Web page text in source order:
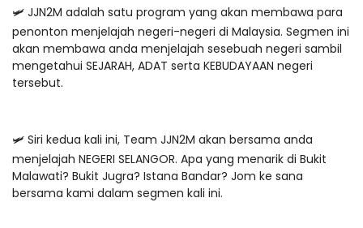
🛩 JJN2M adalah satu program yang akan membawa para
penonton menjelajah negeri-negeri di Malaysia. Segmen ini
akan membawa anda menjelajah sesebuah negeri sambil
mengetahui SEJARAH, ADAT serta KEBUDAYAAN negeri
tersebut.
🛩 Siri kedua kali ini, Team JJN2M akan bersama anda
menjelajah NEGERI SELANGOR. Apa yang menarik di Bukit
Malawati? Bukit Jugra? Istana Bandar? Jom ke sana
bersama kami dalam segmen kali ini.